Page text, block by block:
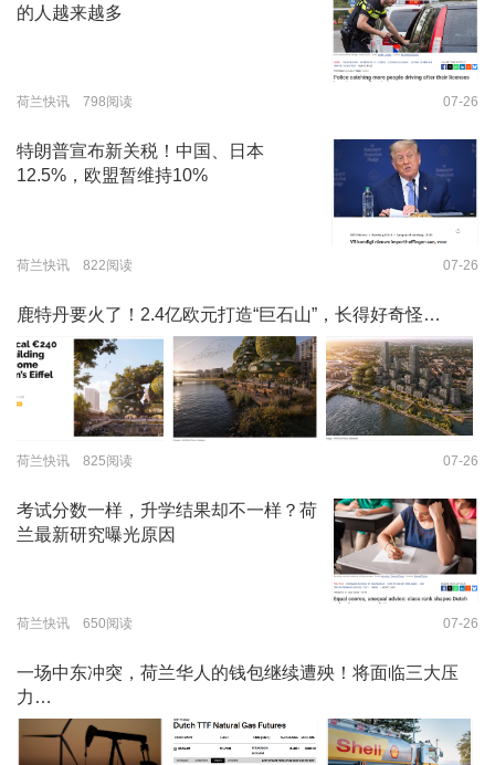
的人越来越多
荷兰快讯 798阅读 07-26
特朗普宣布新关税！中国、日本
12.5%，欧盟暂维持10%
荷兰快讯 822阅读 07-26
鹿特丹要火了！2.4亿欧元打造“巨石山”，长得好奇怪…
荷兰快讯 825阅读 07-26
考试分数一样，升学结果却不一样？荷
兰最新研究曝光原因
荷兰快讯 650阅读 07-26
一场中东冲突，荷兰华人的钱包继续遭殃！将面临三大压
力…